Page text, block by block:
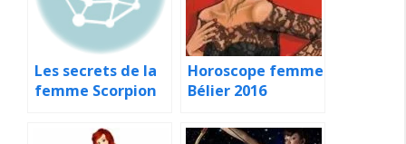
Les secrets de la
femme Scorpion
Horoscope femme
Bélier 2016